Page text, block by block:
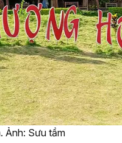
Ảnh: Sưu tầm